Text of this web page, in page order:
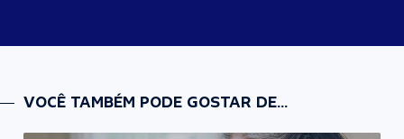
VOCÊ TAMBÉM PODE GOSTAR DE...